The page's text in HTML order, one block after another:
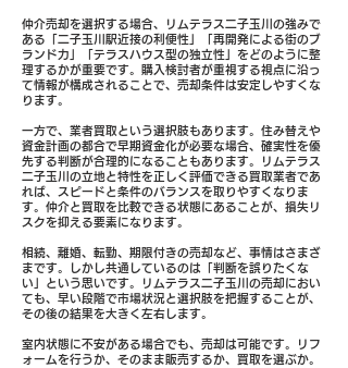
仲介売却を選択する場合、リムテラス二子玉川の強みで
ある「二子玉川駅近接の利便性」「再開発による街のブ
ランド力」「テラスハウス型の独立性」をどのように整
理するかが重要です。購入検討者が重視する視点に沿っ
て情報が構成されることで、売却条件は安定しやすくな
ります。
一方で、業者買取という選択肢もあります。住み替えや
資金計画の都合で早期資金化が必要な場合、確実性を優
先する判断が合理的になることもあります。リムテラス
二子玉川の立地と特性を正しく評価できる買取業者であ
れば、スピードと条件のバランスを取りやすくなりま
す。仲介と買取を比較できる状態にあることが、損失リ
スクを抑える要素になります。
相続、離婚、転勤、期限付きの売却など、事情はさまざ
まです。しかし共通しているのは「判断を誤りたくな
い」という思いです。リムテラス二子玉川の売却におい
ても、早い段階で市場状況と選択肢を把握することが、
その後の結果を大きく左右します。
室内状態に不安がある場合でも、売却は可能です。リフ
ォームを行うか、そのまま販売するか、買取を選ぶか。